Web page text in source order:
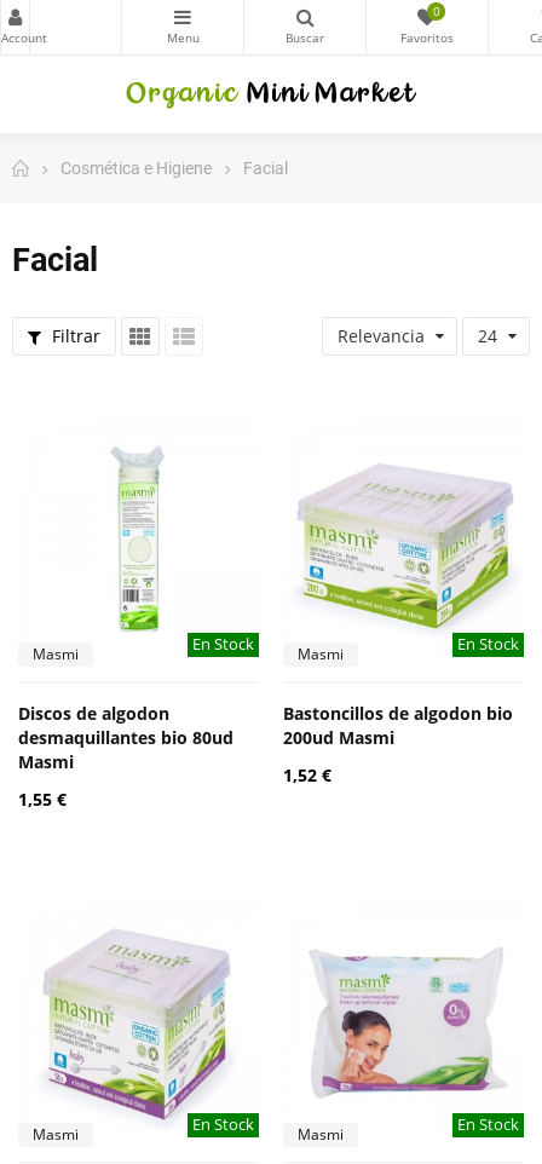
0
Cosmética e Higiene Facial
Facial
Filtrar Relevancia 24
En Stock
Masmi
Discos de algodon
desmaquillantes bio 80ud
Masmi
1,55 €
En Stock
Masmi
Bastoncillos de algodon bio
200ud Masmi
1,52 €
En Stock
Masmi En Stock
Masmi